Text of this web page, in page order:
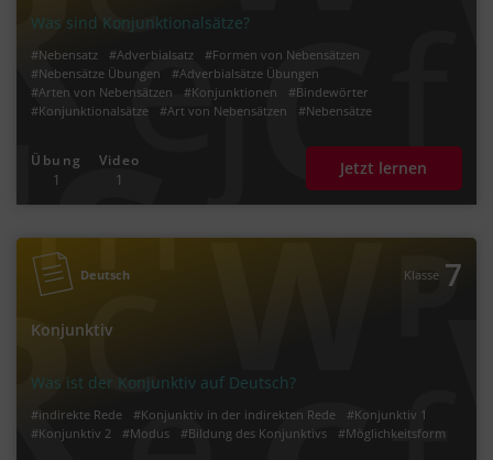
Was sind Konjunktionalsätze?
#Nebensatz #Adverbialsatz
#Formen von Nebensätzen
#Nebensätze Übungen
#Adverbialsätze Übungen
#Arten von Nebensätzen
#Konjunktionen
#Bindewörter
#Konjunktionalsätze
#Art von Nebensätzen #Nebensätze
Übung
1
Video
1
Jetzt lernen
Deutsch Klasse 7
Konjunktiv
Was ist der Konjunktiv auf Deutsch?
#indirekte Rede #Konjunktiv in der indirekten Rede
#Konjunktiv 1
#Konjunktiv 2
#Modus #Bildung des Konjunktivs #Möglichkeitsform